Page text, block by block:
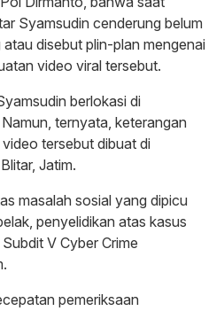
Syamsudin cenderung belum
disebut plin-plan mengenai
video viral tersebut.
berlokasi di
ternyata, keterangan
tersebut dibuat di
Jatim.
masalah sosial yang dipicu
penyelidikan atas kasus
V Cyber Crime
pemeriksaan